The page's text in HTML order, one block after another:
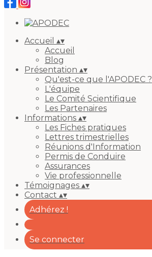
Accueil ▴▾
Accueil
Blog
Présentation ▴▾
Qu'est-ce que l'APODEC ?
L'équipe
Le Comité Scientifique
Les Partenaires
Informations ▴▾
Les Fiches pratiques
Lettres trimestrielles
Réunions d'Information
Permis de Conduire
Assurances
Vie professionnelle
Témoignages ▴▾
Contact ▴▾
Adhérez !
Se connecter